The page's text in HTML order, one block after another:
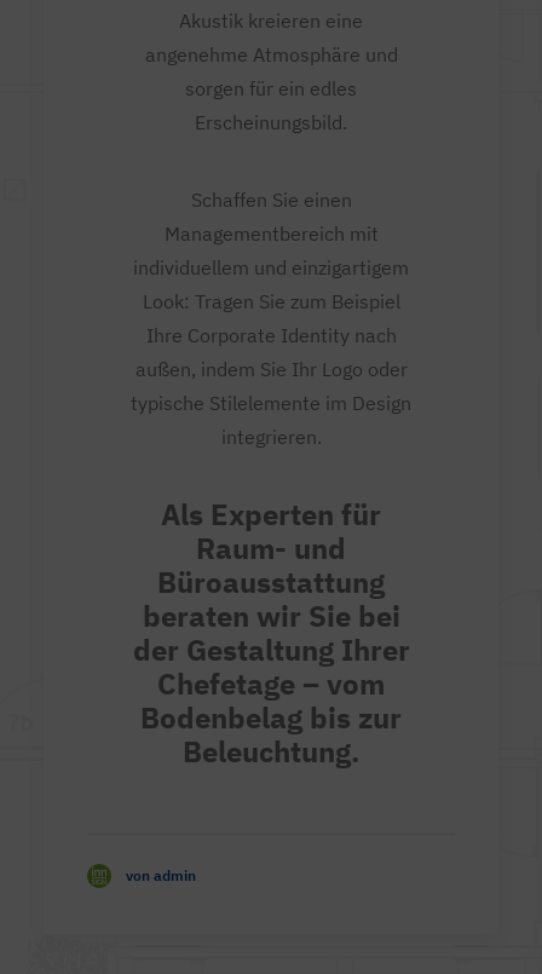
Akustik kreieren eine
angenehme Atmosphäre und
sorgen für ein edles
Erscheinungsbild.
Schaffen Sie einen
Managementbereich mit
individuellem und einzigartigem
Look: Tragen Sie zum Beispiel
Ihre Corporate Identity nach
außen, indem Sie Ihr Logo oder
typische Stilelemente im Design
integrieren.
Als Experten für
Raum- und
Büroausstattung
beraten wir Sie bei
der Gestaltung Ihrer
Chefetage – vom
Bodenbelag bis zur
Beleuchtung.
von admin